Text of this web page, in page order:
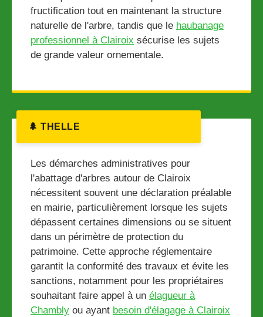
fructification tout en maintenant la structure
naturelle de l'arbre, tandis que le haubanage
professionnel à Clairoix sécurise les sujets
de grande valeur ornementale.
🌲 THELLE
Les démarches administratives pour
l'abattage d'arbres autour de Clairoix
nécessitent souvent une déclaration préalable
en mairie, particulièrement lorsque les sujets
dépassent certaines dimensions ou se situent
dans un périmètre de protection du
patrimoine. Cette approche réglementaire
garantit la conformité des travaux et évite les
sanctions, notamment pour les propriétaires
souhaitant faire appel à un élagueur à
Chambly ou ayant besoin d'élagage à Clairoix